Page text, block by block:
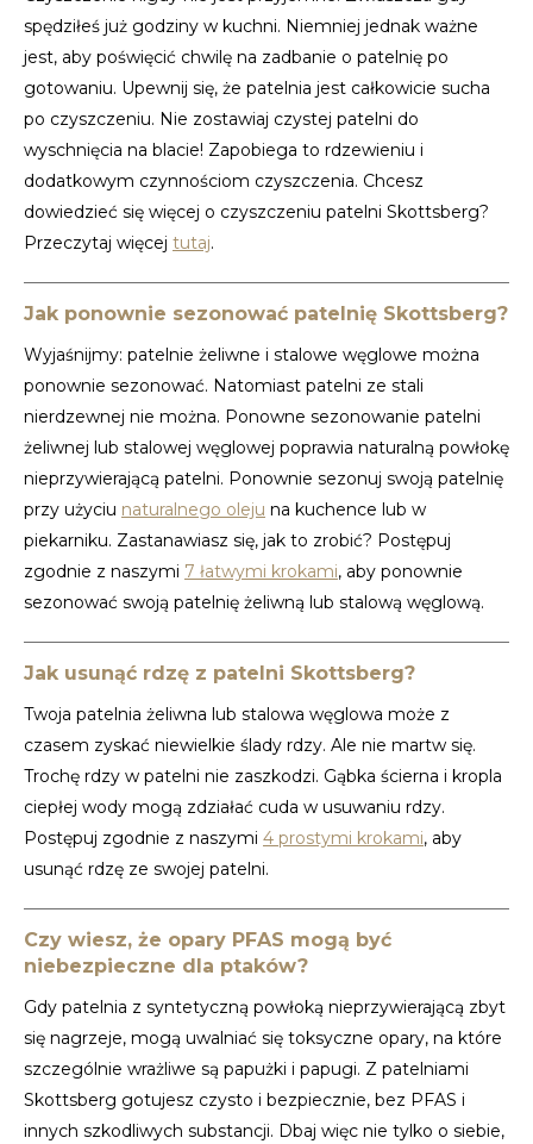
spędziłeś już godziny w kuchni. Niemniej jednak ważne
jest, aby poświęcić chwilę na zadbanie o patelnię po
gotowaniu. Upewnij się, że patelnia jest całkowicie sucha
po czyszczeniu. Nie zostawiaj czystej patelni do
wyschnięcia na blacie! Zapobiega to rdzewieniu i
dodatkowym czynnościom czyszczenia. Chcesz
dowiedzieć się więcej o czyszczeniu patelni Skottsberg?
Przeczytaj więcej tutaj.
Jak ponownie sezonować patelnię Skottsberg?
Wyjaśnijmy: patelnie żeliwne i stalowe węglowe można
ponownie sezonować. Natomiast patelni ze stali
nierdzewnej nie można. Ponowne sezonowanie patelni
żeliwnej lub stalowej węglowej poprawia naturalną powłokę
nieprzywierającą patelni. Ponownie sezonuj swoją patelnię
przy użyciu naturalnego oleju na kuchence lub w
piekarniku. Zastanawiasz się, jak to zrobić? Postępuj
zgodnie z naszymi 7 łatwymi krokami, aby ponownie
sezonować swoją patelnię żeliwną lub stalową węglową.
Jak usunąć rdzę z patelni Skottsberg?
Twoja patelnia żeliwna lub stalowa węglowa może z
czasem zyskać niewielkie ślady rdzy. Ale nie martw się.
Trochę rdzy w patelni nie zaszkodzi. Gąbka ścierna i kropla
ciepłej wody mogą zdziałać cuda w usuwaniu rdzy.
Postępuj zgodnie z naszymi 4 prostymi krokami, aby
usunąć rdzę ze swojej patelni.
Czy wiesz, że opary PFAS mogą być
niebezpieczne dla ptaków?
Gdy patelnia z syntetyczną powłoką nieprzywierającą zbyt
się nagrzeje, mogą uwalniać się toksyczne opary, na które
szczególnie wrażliwe są papużki i papugi. Z patelniami
Skottsberg gotujesz czysto i bezpiecznie, bez PFAS i
innych szkodliwych substancji. Dbaj więc nie tylko o siebie,